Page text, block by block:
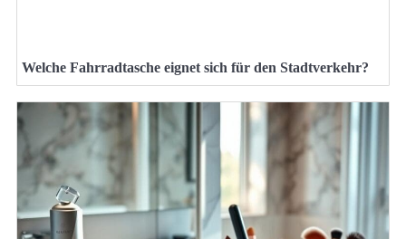
Welche Fahrradtasche eignet sich für den Stadtverkehr?